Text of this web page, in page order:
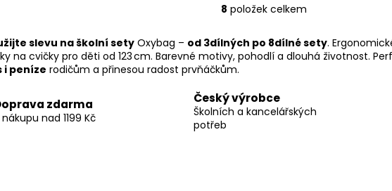
O
l
á
a
c
8 položek celkem
slevu na školní sety Oxybag – od 3dílných po 8dílné sety.
na cvičky pro děti od 123 cm. Barevné motivy, pohodlí a dlouhá životnost.
i peníze rodičům a přinesou radost prvňáčkům.
zdarma
nákupu nad 1199 Kč
Český výrobce
Školních a kancelářských
potřeb